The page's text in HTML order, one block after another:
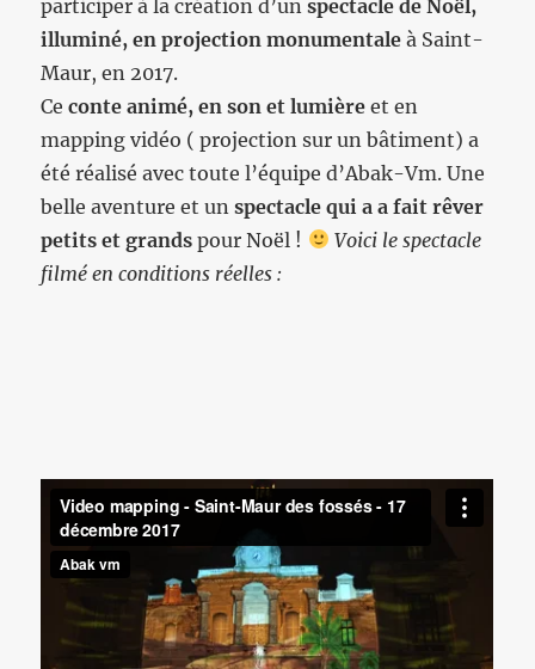
participer à la création d’unspectacle de Noël,
illuminé, en projection monumentale à Saint-
Maur, en 2017.
Ceconte animé, en son et lumière et en
mapping vidéo ( projection sur un bâtiment) a
été réalisé avec toute l’équipe d’Abak-Vm. Une
belle aventure et unspectacle qui a a fait rêver
petits et grands pour Noël !
Voici le spectacle
filmé en conditions réelles :